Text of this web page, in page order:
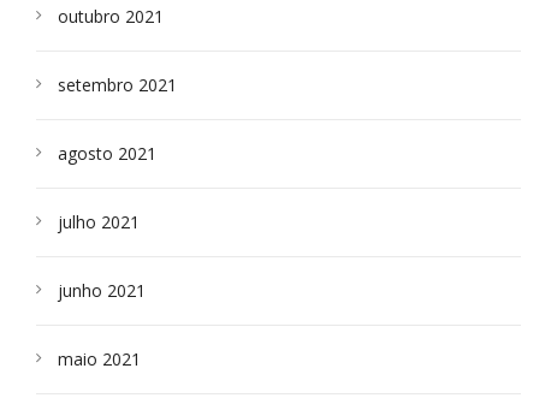
outubro 2021
setembro 2021
agosto 2021
julho 2021
junho 2021
maio 2021